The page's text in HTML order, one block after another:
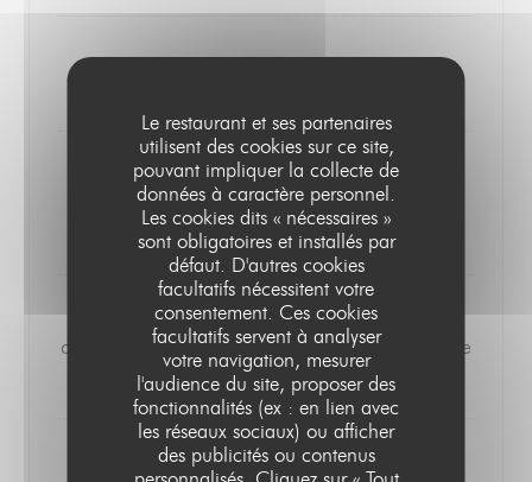
Le restaurant et ses partenaires
utilisent des cookies sur ce site,
pouvant impliquer la collecte de
données à caractère personnel.
Les cookies dits « nécessaires »
sont obligatoires et installés par
défaut. D'autres cookies
facultatifs nécessitent votre
consentement. Ces cookies
facultatifs servent à analyser
votre navigation, mesurer
l'audience du site, proposer des
fonctionnalités (ex : en lien avec
les réseaux sociaux) ou afficher
des publicités ou contenus
III- Poisson du Moment, spaghetti de
Courgette, crème de Courgette aux épices,
Aneth et Chorizo
IV - Epaule d'Agneau confite, jus vert, crème
de Pois Chiche au sésame, Yaourt à la Menthe
et salade tiède de Poivron Rouge
- Filet de BoeufDE RACE, risotto au Riz Rouge